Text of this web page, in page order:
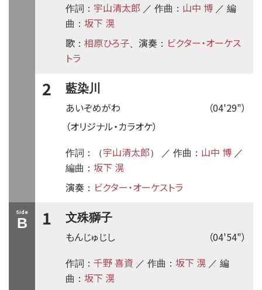
作詞： 宇山清太郎 ／ 作曲： 山中 博 ／ 編
曲： 坂下 滉
歌 ： 相原ひろ子、 演奏 ： ビクター・オーケス
トラ
2 藍染川
（04'29"）
あいぞめがわ
（オリジナル・カラオケ）
作詞：（宇山清太郎） ／ 作曲： 山中 博 ／
編曲： 坂下 滉
演奏 ： ビクター・オーケストラ
Side
B 1 文殊獅子
（04'54"）
もんじゅじし
作詞： 千野 喜資 ／ 作曲： 坂下 滉 ／ 編
曲： 坂下 滉